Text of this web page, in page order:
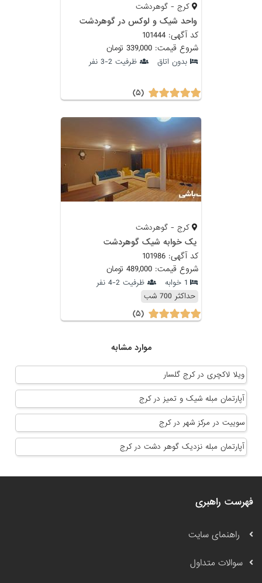
کرج - گوهردشت
واحد شیک و لوکس در گوهردشت
کد آگهی: 101444
شروع قیمت: 339,000 تومان
بدون اتاق ظرفیت 2-3 نفر
(۵)
کرج - گوهردشت
یک خوابه شیک گوهردشت
کد آگهی: 101986
شروع قیمت: 489,000 تومان
1 خوابه
ظرفیت 2-4 نفر
حداکثر 700 شب
(۵)
موارد مشابه
ویلا لاکچری در کرج گلسار
آپارتمان مبله شیک و تمیز در کرج
سوییت در مرکز شهر در کرج
آپارتمان مبله نزدیک گوهر دشت در کرج
فهرست راهبری
راهنمای سایت
سوالات متداول